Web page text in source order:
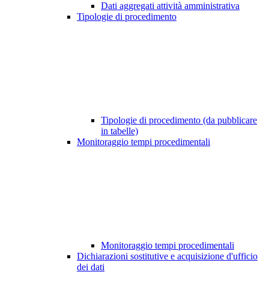
Dati aggregati attività amministrativa
Tipologie di procedimento
Tipologie di procedimento (da pubblicare
in tabelle)
Monitoraggio tempi procedimentali
Monitoraggio tempi procedimentali
Dichiarazioni sostitutive e acquisizione d'ufficio
dei dati